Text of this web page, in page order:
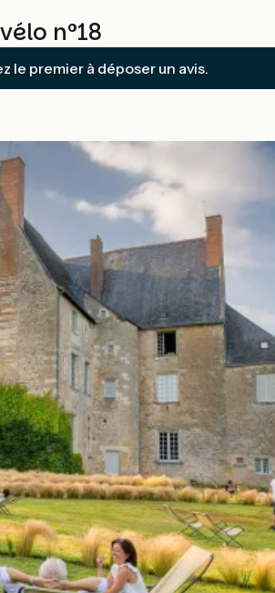
n°18
le premier à déposer un avis.